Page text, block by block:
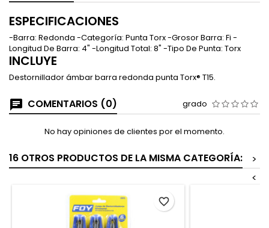
ESPECIFICACIONES
-Barra: Redonda -Categoría: Punta Torx -Grosor Barra: Fi -
Longitud De Barra: 4" -Longitud Total: 8" -Tipo De Punta: Torx
INCLUYE
Destornillador ámbar barra redonda punta Torx® T15.
COMENTARIOS (0) grado
No hay opiniones de clientes por el momento.
16 OTROS PRODUCTOS DE LA MISMA CATEGORÍA:
>
<
favorite_border